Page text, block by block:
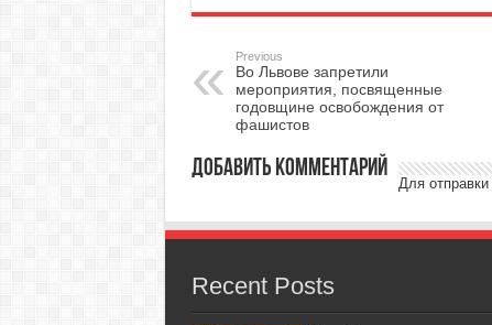
Previous
Во Львове запретили
мероприятия, посвященные
годовщине освобождения от
фашистов
Добавить комментарий
Для
Recent Posts